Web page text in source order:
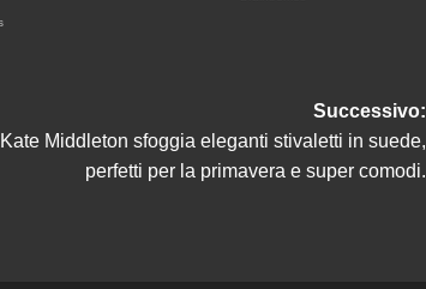
Successivo:
Kate Middleton sfoggia eleganti stivaletti in suede,
perfetti per la primavera e super comodi.